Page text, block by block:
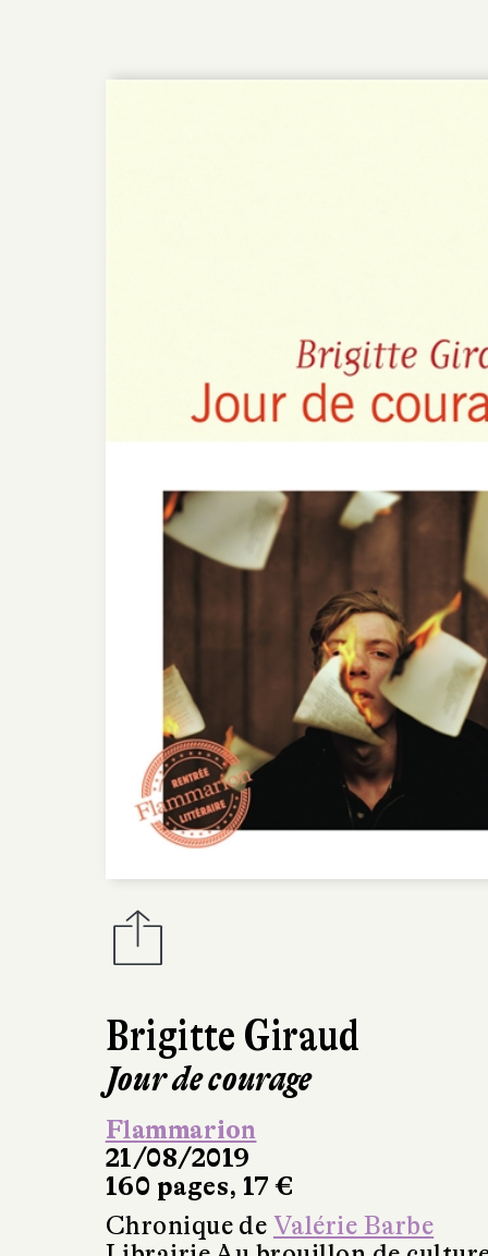
Brigitte Giraud
Jour de courage
Flammarion
21/08/2019
160 pages, 17 €
Chronique de Valérie Barbe